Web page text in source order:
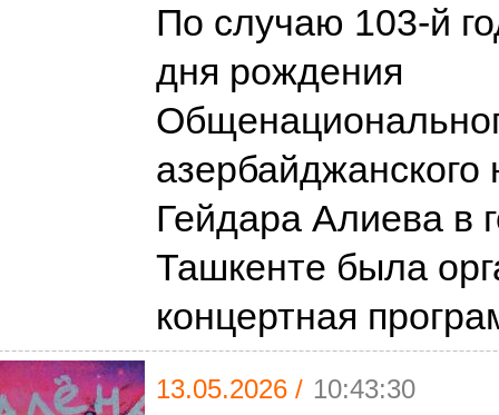
По случаю 103-й
дня рождения
азербайджанского
Гейдара Алиева в
Ташкенте была
концертная
13.05.2026 / 10:43:30